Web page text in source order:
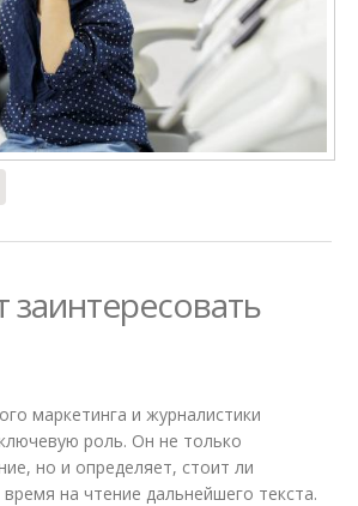
маркетинга и журналистики
роль. Он не только
но и определяет, стоит ли
на чтение дальнейшего текста.